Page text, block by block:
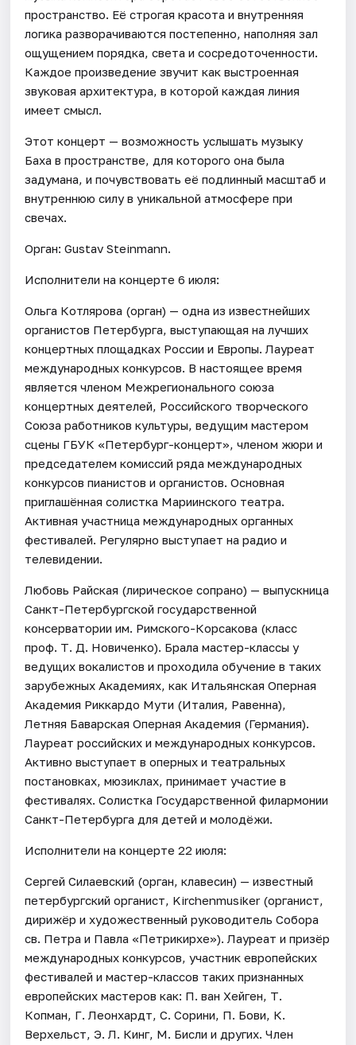
пространство. Её строгая красота и внутренняя
логика разворачиваются постепенно, наполняя зал
ощущением порядка, света и сосредоточенности.
Каждое произведение звучит как выстроенная
звуковая архитектура, в которой каждая линия
имеет смысл.
Этот концерт — возможность услышать музыку
Баха в пространстве, для которого она была
задумана, и почувствовать её подлинный масштаб и
внутреннюю силу в уникальной атмосфере при
свечах.
Орган: Gustav Steinmann.
Исполнители на концерте 6 июля:
Ольга Котлярова (орган) — одна из известнейших
органистов Петербурга, выступающая на лучших
концертных площадках России и Европы. Лауреат
международных конкурсов. В настоящее время
является членом Межрегионального союза
концертных деятелей, Российского творческого
Союза работников культуры, ведущим мастером
сцены ГБУК «Петербург-концерт», членом жюри и
председателем комиссий ряда международных
конкурсов пианистов и органистов. Основная
приглашённая солистка Мариинского театра.
Активная участница международных органных
фестивалей. Регулярно выступает на радио и
телевидении.
Любовь Райская (лирическое сопрано) — выпускница
Санкт-Петербургской государственной
консерватории им. Римского-Корсакова (класс
проф. Т. Д. Новиченко). Брала мастер-классы у
ведущих вокалистов и проходила обучение в таких
зарубежных Академиях, как Итальянская Оперная
Академия Риккардо Мути (Италия, Равенна),
Летняя Баварская Оперная Академия (Германия).
Лауреат российских и международных конкурсов.
Активно выступает в оперных и театральных
постановках, мюзиклах, принимает участие в
фестивалях. Солистка Государственной филармонии
Санкт-Петербурга для детей и молодёжи.
Исполнители на концерте 22 июля:
Сергей Силаевский (орган, клавесин) — известный
петербургский органист, Kirchenmusiker (органист,
дирижёр и художественный руководитель Собора
св. Петра и Павла «Петрикирхе»). Лауреат и призёр
международных конкурсов, участник европейских
фестивалей и мастер-классов таких признанных
европейских мастеров как: П. ван Хейген, Т.
Копман, Г. Леонхардт, С. Сорини, П. Бови, К.
Верхельст, Э. Л. Кинг, М. Бисли и других. Член